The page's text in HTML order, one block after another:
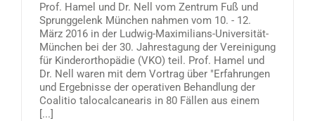
Prof. Hamel und Dr. Nell vom Zentrum Fuß und
Sprunggelenk München nahmen vom 10. - 12.
März 2016 in der Ludwig-Maximilians-Universität-
München bei der 30. Jahrestagung der Vereinigung
für Kinderorthopädie (VKO) teil. Prof. Hamel und
Dr. Nell waren mit dem Vortrag über "Erfahrungen
und Ergebnisse der operativen Behandlung der
Coalitio talocalcanearis in 80 Fällen aus einem
[...]